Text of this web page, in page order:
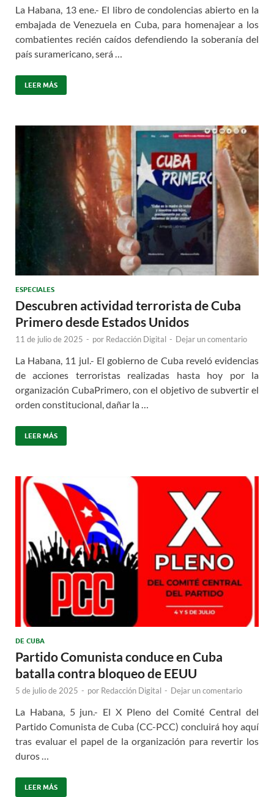
La Habana, 13 ene.- El libro de condolencias abierto en la
embajada de Venezuela en Cuba, para homenajear a los
combatientes recién caídos defendiendo la soberanía del
país suramericano, será …
LEER MÁS
ESPECIALES
Descubren actividad terrorista de Cuba
Primero desde Estados Unidos
11 de julio de 2025 - por Redacción Digital - Dejar un comentario
La Habana, 11 jul.- El gobierno de Cuba reveló evidencias
de acciones terroristas realizadas hasta hoy por la
organización CubaPrimero, con el objetivo de subvertir el
orden constitucional, dañar la …
LEER MÁS
DE CUBA
Partido Comunista conduce en Cuba
batalla contra bloqueo de EEUU
5 de julio de 2025 - por Redacción Digital - Dejar un comentario
La Habana, 5 jun.- El X Pleno del Comité Central del
Partido Comunista de Cuba (CC-PCC) concluirá hoy aquí
tras evaluar el papel de la organización para revertir los
duros …
LEER MÁS